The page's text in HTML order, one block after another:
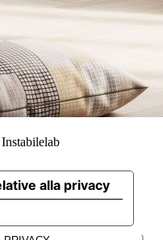
alla privacy